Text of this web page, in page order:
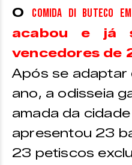
O Comida di Buteco
acabou e já
vencedores de
Após se adaptar
ano, a odisseia
amada da
apresentou 23
23 petiscos